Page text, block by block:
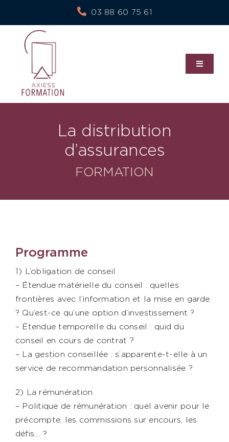
content
03 88 60 75 61
Toggle
À propos de nous
Nos services
Notre politique RSE
AXIESS FORMATION
La distribution
d’assurances
FORMATION
Programme
1) L’obligation de conseil
– Étendue matérielle du conseil : quelles
frontières avec l’information et la mise en garde
? Qu’est-ce qu’une option d’investissement ?
– Étendue temporelle du conseil : quid du
conseil en cours de contrat ?
– La gestion conseillée : s’apparente-t-elle à un
service de recommandation personnalisée ?
2) La rémunération
– Politique de rémunération : quel avenir pour le
précompte, les commissions sur encours, les
défis… ?